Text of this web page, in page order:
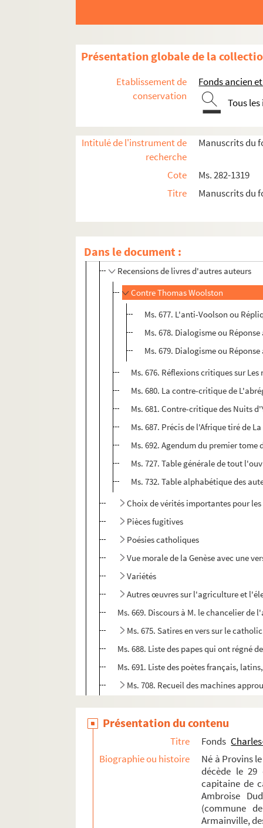
Présentation globale de la
Etablissement de
conservation
Fonds ancien
Tous
Intitulé de l'instrument de
recherche
Manuscrits du
Cote
Ms. 282-1319
Titre
Manuscrits du
Dans le document :
Ms. 523. Recueil de fables
Ms. 529. Traité de philosophie
Ms. 530. Recueil de droit civil
Ms. 533. Charles Martin. Abrégé du commun
Ms. 542. Phisica seu Naturae studium
Ms. 814. Histoire naturelle médicale : Antoine
Fonds François-Thomas-Marie-de-
Fonds Félix-Bourquelot, suite
Fonds René-Debuisson
Charles Jean Duduit de Maizières. Œuvres
Recensions de livres d'autres auteurs
Contre Thomas Woolston
Ms. 677. L'anti-Voolson ou
Ms. 678. Dialogisme ou
Ms. 679. Dialogisme ou
Ms. 676. Réflexions critiques sur
Ms. 680. La contre-critique de
Ms. 681. Contre-critique des Nuits
Ms. 687. Précis de l'Afrique tiré de
Ms. 692. Agendum du premier tome
Ms. 727. Table générale de tout
Ms. 732. Table alphabétique des
Choix de vérités importantes pour
Pièces fugitives
Poésies catholiques
Vue morale de la Genèse avec une
Variétés
Autres œuvres sur l'agriculture et
Ms. 669. Discours à M. le chancelier
Ms. 675. Satires en vers sur le
Ms. 688. Liste des papes qui ont régné
Ms. 691. Liste des poètes français,
Ms. 708. Recueil des machines
Ms. 759. Lettre à Voltaire datée du 11
Ms. 738. Extraits divers de mes lettres,
Ms. 741. Extraits des petits cahiers sur
Dossiers des œuvres de Charles Jean
Anthologies réunies par Charles Jean
Pièces légères sur la campagne
Présentation du contenu
Titre Fonds
Biographie ou histoire
Né à Provins
décède le
capitaine de
Ambroise
(commune
Armainville,